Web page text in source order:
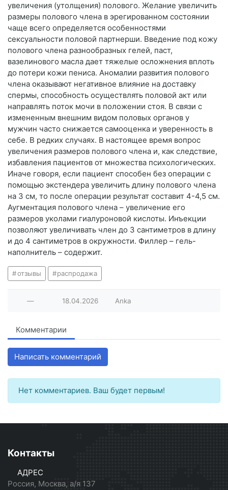
увеличения (утолщения) полового. Желание увеличить
размеры полового члена в эрегированном состоянии
чаще всего определяется особенностями
сексуальности половой партнерши. Введение под кожу
полового члена разнообразных гелей, паст,
вазелинового масла дает тяжелые осложнения вплоть
до потери кожи пениса. Аномалии развития полового
члена оказывают негативное влияние на доставку
спермы, способность осуществлять половой акт или
направлять поток мочи в положении стоя. В связи с
измененным внешним видом половых органов у
мужчин часто снижается самооценка и уверенность в
себе. В редких случаях. В настоящее время вопрос
увеличения размеров полового члена и, как следствие,
избавления пациентов от множества психологических.
Иначе говоря, если пациент способен без операции с
помощью экстендера увеличить длину полового члена
на 3 см, то после операции результат составит 4-4,5 см.
Аугментация полового члена – увеличение его
размеров уколами гиалуроновой кислоты. Инъекции
позволяют увеличивать член до 3 сантиметров в длину
и до 4 сантиметров в окружности. Филлер – гель-
наполнитель – содержит.
отзывы распродажа
— 18.04.2026 Anka
Комментарии
Написать комментарий
Нет комментариев. Ваш будет первым!
Контакты
АДРЕС
Россия, Москва, а/я 137